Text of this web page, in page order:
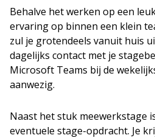
Behalve het werken op een
ervaring op binnen een klein
zul je grotendeels vanuit huis
dagelijks contact met je
Microsoft Teams bij de
aanwezig.
Naast het stuk meewerkstage
eventuele stage-opdracht. Je